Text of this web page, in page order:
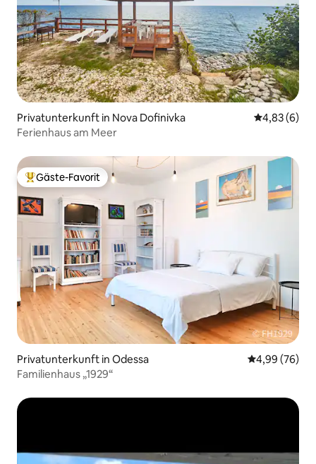
Privatunterkunft in Nova Dofinivka
4,83 (6)
Ferienhaus am Meer
Beliebter Gäste-Favorit.
Gäste-Favorit
Privatunterkunft in Odessa
4,99 (76)
Familienhaus „1929“